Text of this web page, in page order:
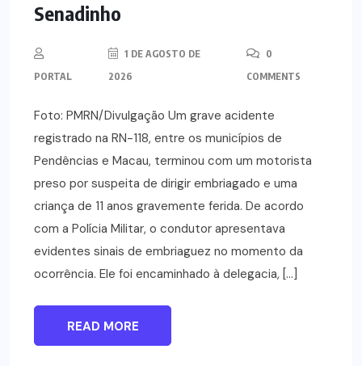
Senadinho
PORTAL
1 DE AGOSTO DE
2026
0
COMMENTS
Foto: PMRN/Divulgação Um grave acidente
registrado na RN-118, entre os municípios de
Pendências e Macau, terminou com um motorista
preso por suspeita de dirigir embriagado e uma
criança de 11 anos gravemente ferida. De acordo
com a Polícia Militar, o condutor apresentava
evidentes sinais de embriaguez no momento da
ocorrência. Ele foi encaminhado à delegacia, […]
READ MORE